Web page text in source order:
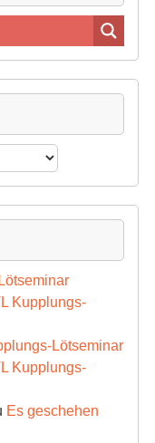
Kupplungs-
Lötseminar
Kupplungs-
Es geschehen